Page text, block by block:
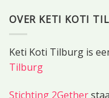
OVER KETI KOTI
Keti Koti Tilburg is
Tilburg
Stichting 2Gether